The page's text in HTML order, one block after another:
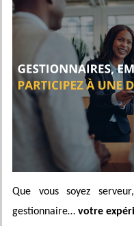
Que vous soyez
gestionnaire… votre